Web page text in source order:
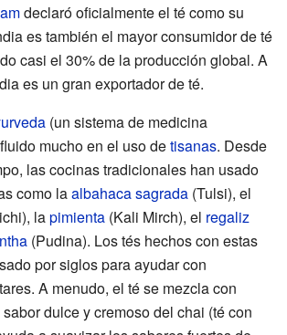
declaró oficialmente el té como su
es también el mayor consumidor de té
casi el 30% de la producción global. A
es un gran exportador de té.
(un sistema de medicina
mucho en el uso detisanas. Desde
las cocinas tradicionales han usado
como laalbahaca sagrada (Tulsi), el
lapimienta (Kali Mirch), el regaliz
(Pudina). Los tés hechos con estas
por siglos para ayudar con
A menudo, el té se mezcla con
dulce y cremoso del chai (té con